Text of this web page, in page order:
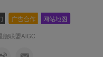
广告合作 网站地图
舰联盟AIGC